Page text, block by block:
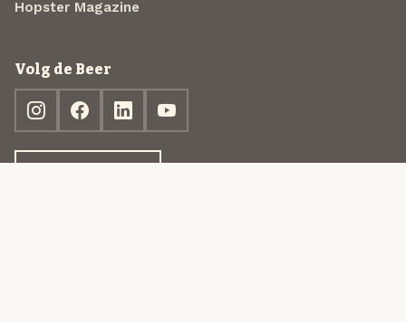
Hopster Magazine
Volg de Beer